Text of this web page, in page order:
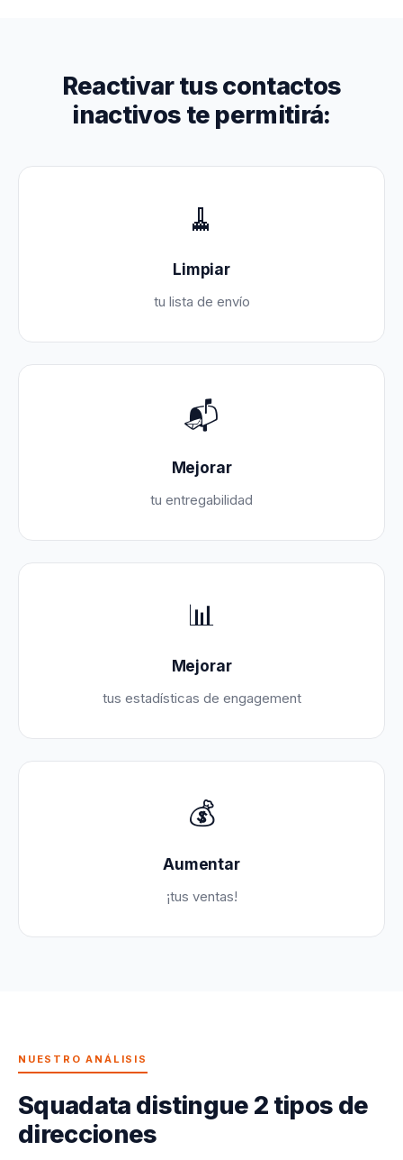
Reactivar tus contactos
inactivos te permitirá:
🧹
Limpiar
tu lista de envío
📬
Mejorar
tu entregabilidad
📊
Mejorar
tus estadísticas de engagement
💰
Aumentar
¡tus ventas!
NUESTRO ANÁLISIS
Squadata distingue 2 tipos de
direcciones